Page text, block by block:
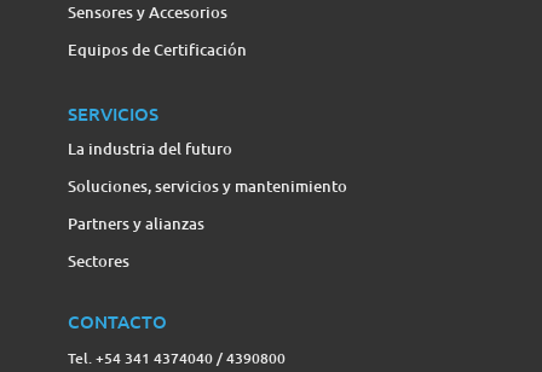
Sensores y Accesorios
Equipos de Certificación
SERVICIOS
La industria del futuro
Soluciones, servicios y mantenimiento
Partners y alianzas
Sectores
CONTACTO
Tel. +54 341 4374040 / 4390800